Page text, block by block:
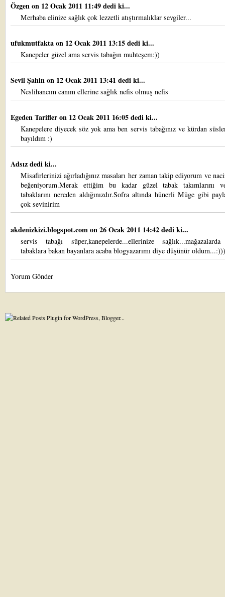
Özgenon 12 Ocak 2011 11:49 dedi ki...
Merhaba elinize sağlık çok lezzetli atıştırmalıklar sevgiler...
ufukmutfaktaon 12 Ocak 2011 13:15 dedi ki...
Kanepeler güzel ama servis tabağın muhteşem:))
Sevil Şahinon 12 Ocak 2011 13:41 dedi ki...
Neslihancım canım ellerine sağlık nefis olmuş nefis
Egeden Tarifleron 12 Ocak 2011 16:05 dedi ki...
Kanepelere diyecek söz yok ama ben servis tabağınız ve kürdan
bayıldım :)
Adsız dedi ki...
Misafirlerinizi ağırladığınız masaları her zaman takip ediyorum ve
beğeniyorum.Merak ettiğim bu kadar güzel tabak takımlarını
tabaklarını nereden aldığınızdır.Sofra altında hünerli Müge gibi
çok sevinirim
akdenizkizi.blogspot.comon 26 Ocak 2011 14:42 dedi ki...
servis tabağı süper,kanepelerde...ellerinize
tabaklara bakan bayanlara acaba blogyazarımı diye düşünür oldum...:)))
Yorum Gönder